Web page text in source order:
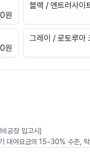
0원
블랙 / 엔트러사이
0원
그레이 / 로토루아
공장 입고시)
대여요금의 15~30% 수준,